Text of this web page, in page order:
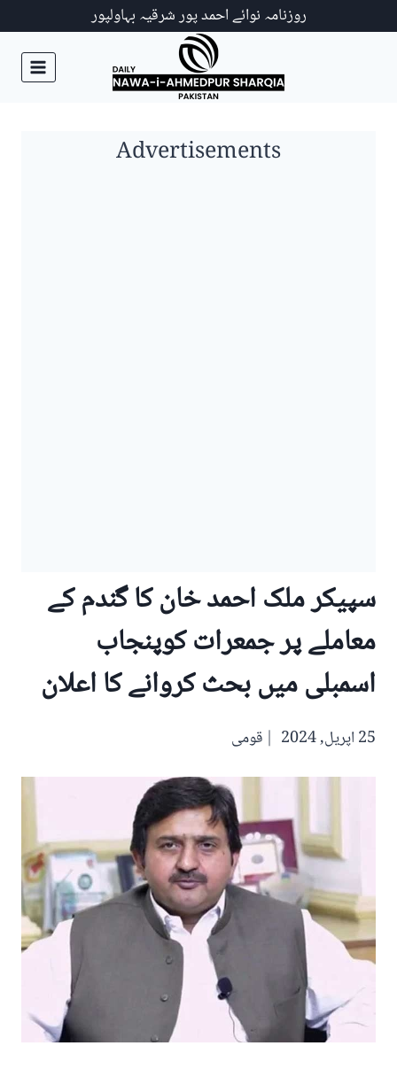
روزنامہ نوائے احمد پور شرقیہ بہاولپور
Advertisements
سپیکر ملک احمد خان کا گندم کے
معاملے پر جمعرات کوپنجاب
اسمبلی میں بحث کروانے کا اعلان
25 اپریل, 2024 قومی